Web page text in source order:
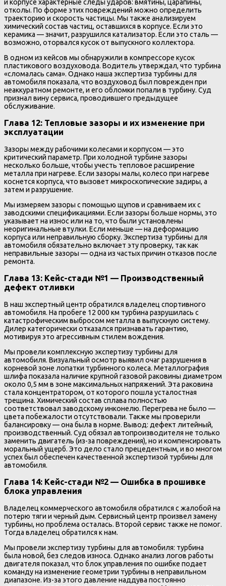
и корпусе характерные следы ударов: вмятины, царапины,
отколы. По форме этих повреждений можно определить
траекторию и скорость частицы. Мы также анализируем
химический состав частиц, оставшихся в корпусе. Если это
керамика — значит, разрушился катализатор. Если это сталь —
возможно, оторвался кусок от выпускного коллектора.
В одном из кейсов мы обнаружили в компрессоре кусок
пластикового воздуховода. Водитель утверждал, что турбина
«сломалась сама». Однако наша экспертиза турбины для
автомобиля показала, что воздуховод был поврежден при
неаккуратном ремонте, и его обломки попали в турбину. Суд
признал вину сервиса, проводившего предыдущее
обслуживание.
Глава 12: Тепловые зазоры и их изменение при
эксплуатации
Зазоры между рабочими колесами и корпусом — это
критический параметр. При холодной турбине зазоры
несколько больше, чтобы учесть тепловое расширение
металла при нагреве. Если зазоры малы, колесо при нагреве
коснется корпуса, что вызовет микроскопические задиры, а
затем и разрушение.
Мы измеряем зазоры с помощью щупов и сравниваем их с
заводскими спецификациями. Если зазоры больше нормы, это
указывает на износ или на то, что были установлены
неоригинальные втулки. Если меньше — на деформацию
корпуса или неправильную сборку. Экспертиза турбины для
автомобиля обязательно включает эту проверку, так как
неправильные зазоры — одна из частых причин отказов после
ремонта.
Глава 13: Кейс-стади №1 — Производственный
дефект отливки
В наш экспертный центр обратился владелец спортивного
автомобиля. На пробеге 12 000 км турбина разрушилась с
катастрофическим выбросом металла в выпускную систему.
Дилер категорически отказался признавать гарантию,
мотивируя это агрессивным стилем вождения.
Мы провели комплексную экспертизу турбины для
автомобиля. Визуальный осмотр выявил очаг разрушения в
корневой зоне лопатки турбинного колеса. Металлография
шлифа показала наличие крупной газовой раковины диаметром
около 0,5 мм в зоне максимальных напряжений. Эта раковина
стала концентратором, от которого пошла усталостная
трещина. Химический состав сплава полностью
соответствовал заводскому инконелю. Перегрева не было —
цвета побежалости отсутствовали. Также мы проверили
балансировку — она была в норме. Вывод: дефект литейный,
производственный. Суд обязал автопроизводителя не только
заменить двигатель (из-за повреждения), но и компенсировать
моральный ущерб. Это дело стало прецедентным, и во многом
успех был обеспечен качественной экспертизой турбины для
автомобиля.
Глава 14: Кейс-стади №2 — Ошибка в прошивке
блока управления
Владелец коммерческого автомобиля обратился с жалобой на
потерю тяги и черный дым. Сервисный центр произвел замену
турбины, но проблема осталась. Второй сервис также не помог.
Тогда владелец обратился к нам.
Мы провели экспертизу турбины для автомобиля: турбина
была новой, без следов износа. Однако анализ логов работы
двигателя показал, что блок управления по ошибке подает
команду на изменение геометрии турбины в неправильном
диапазоне. Из-за этого давление наддува постоянно